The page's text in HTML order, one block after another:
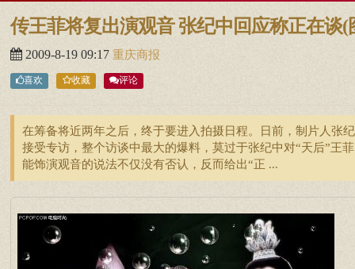
传王菲将复出演观音 张纪中回应称正在谈(
2009-8-19 09:17 重庆商报
喜欢 收藏 评论
在筹备将近两年之后，终于要进入拍摄日程。日前，制片人张
接受专访，整个访谈中最大的爆料，莫过于张纪中对“天后”王
能饰演观音的说法不仅没有否认，反而给出“正 ...